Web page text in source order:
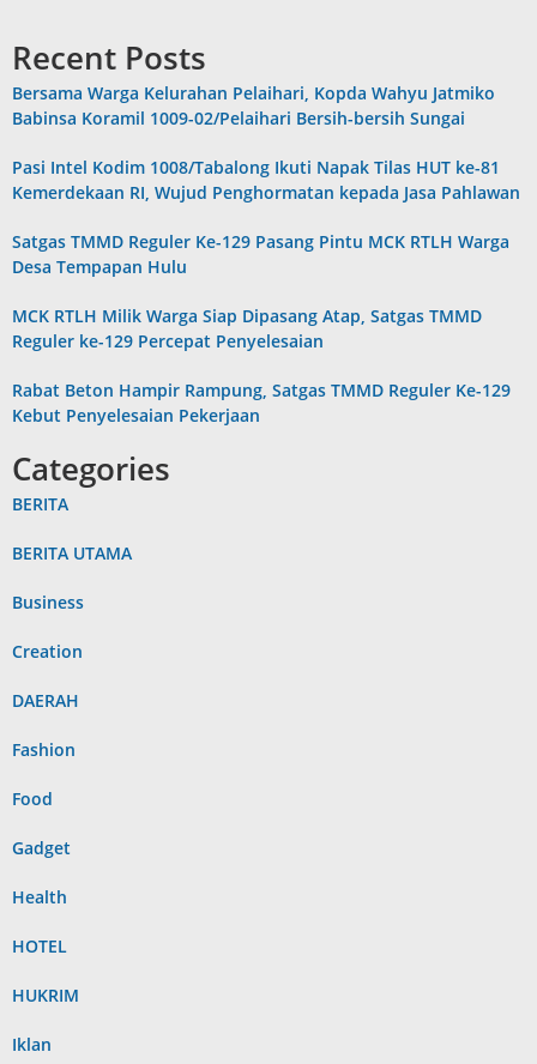
Recent Posts
Bersama Warga Kelurahan Pelaihari, Kopda Wahyu Jatmiko
Babinsa Koramil 1009-02/Pelaihari Bersih-bersih Sungai
Pasi Intel Kodim 1008/Tabalong Ikuti Napak Tilas HUT ke-81
Kemerdekaan RI, Wujud Penghormatan kepada Jasa Pahlawan
Satgas TMMD Reguler Ke-129 Pasang Pintu MCK RTLH Warga
Desa Tempapan Hulu
MCK RTLH Milik Warga Siap Dipasang Atap, Satgas TMMD
Reguler ke-129 Percepat Penyelesaian
Rabat Beton Hampir Rampung, Satgas TMMD Reguler Ke-129
Kebut Penyelesaian Pekerjaan
Categories
BERITA
BERITA UTAMA
Business
Creation
DAERAH
Fashion
Food
Gadget
Health
HOTEL
HUKRIM
Iklan